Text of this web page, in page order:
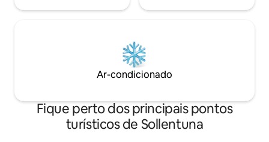
Ar-condicionado
Fique perto dos principais pontos
turísticos de Sollentuna